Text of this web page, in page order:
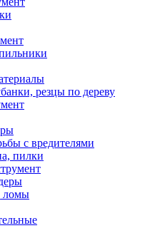
резцы по дереву
с вредителями
пилки
ломы